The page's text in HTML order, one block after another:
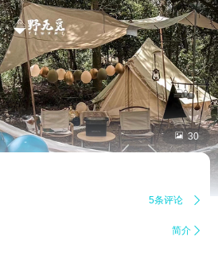
 30
5条评论 
简介 